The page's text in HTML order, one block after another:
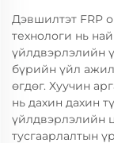
Дэвшилтэт FRP
технологи нь
үйлдвэрлэлийн
бүрийн үйл
өгдөг. Хуучин
нь дахин дахин
үйлдвэрлэлийн
тусгаарлалтын